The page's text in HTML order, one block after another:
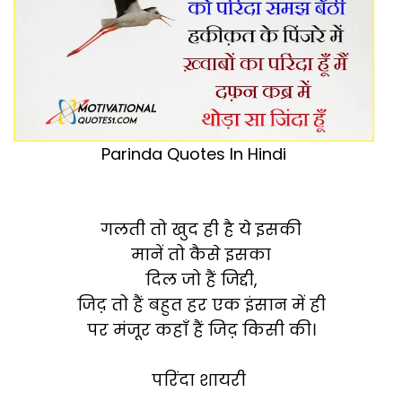
Parinda Quotes In Hindi
गलती तो खुद ही है ये इसकी
मानें तो कैसे इसका
दिल जो हैं जिद्दी,
जिद़ तो हैं बहुत हर एक इंसान में ही
पर मंजूर कहाँ हैं जिद़ किसी की।
परिंदा शायरी